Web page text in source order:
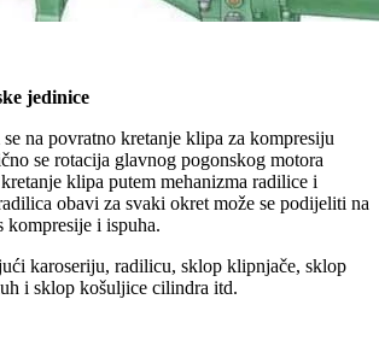
jedinice
na povratno kretanje klipa za kompresiju
se rotacija glavnog pogonskog motora
klipa putem mehanizma radilice i
obavi za svaki okret može se podijeliti na
kompresije i ispuha.
karoseriju, radilicu, sklop klipnjače, sklop
i sklop košuljice cilindra itd.